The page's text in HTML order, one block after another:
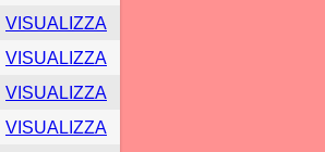
VISUALIZZA
VISUALIZZA
VISUALIZZA
VISUALIZZA